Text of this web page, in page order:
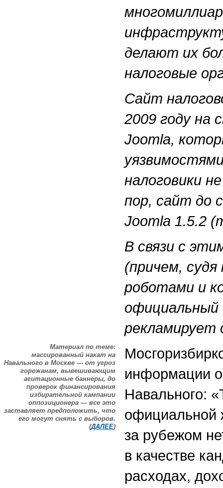
делают их
налоговые
Сайт
2009 году на
Joomla,
налоговики
пор, сайт до
Joomla 1.5.2
В связи с
(причем, судя
роботами и
официальный
рекламирует
Материал по теме:
массированный накат на
Навального в Москве — от угроз
горожанам, вывешивающим
агитационные баннеры, до
проверок финансирования
избирательной кампании
оппозиционера — все это
заставляет предположить, что
его могут снять с выборов.
(ДАЛЕЕ)
информации о
Навального:
официальной
за рубежом
в качестве
расходах,